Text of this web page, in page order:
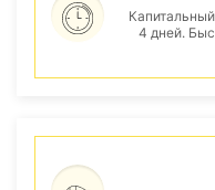
4 дней.